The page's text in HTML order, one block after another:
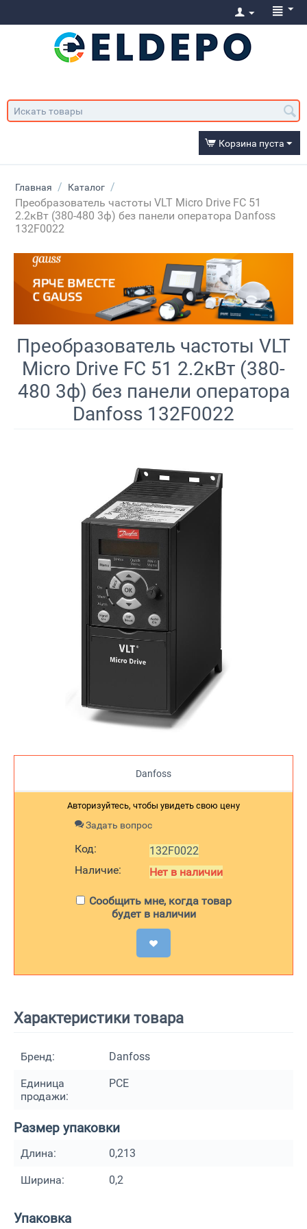
Корзина пуста
Главная / Каталог /
Преобразователь частоты VLT Micro Drive FC 51
2.2кВт (380-480 3ф) без панели оператора Danfoss
132F0022
Преобразователь частоты VLT
Micro Drive FC 51 2.2кВт (380-
480 3ф) без панели оператора
Danfoss 132F0022
Danfoss
Авторизуйтесь, чтобы увидеть свою цену
Задать вопрос
Код:
132F0022
Наличие:
Нет в наличии
Сообщить мне, когда товар
будет в наличии
Характеристики товара
Бренд: Danfoss
Единица
продажи:
PCE
Размер упаковки
Длина: 0,213
Ширина: 0,2
Упаковка